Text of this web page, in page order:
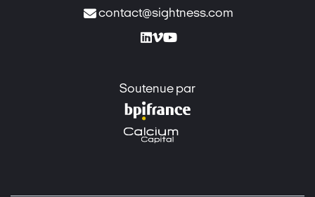
contact@sightness.com

Soutenue par